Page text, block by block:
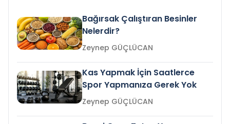
Bağırsak Çalıştıran Besinler
Nelerdir?
Zeynep GÜÇLÜCAN
Kas Yapmak İçin Saatlerce
Spor Yapmanıza Gerek Yok
Zeynep GÜÇLÜCAN